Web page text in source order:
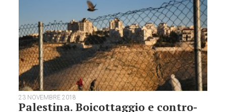
23 NOVEMBRE 2018
Palestina. Boicottaggio e contro-